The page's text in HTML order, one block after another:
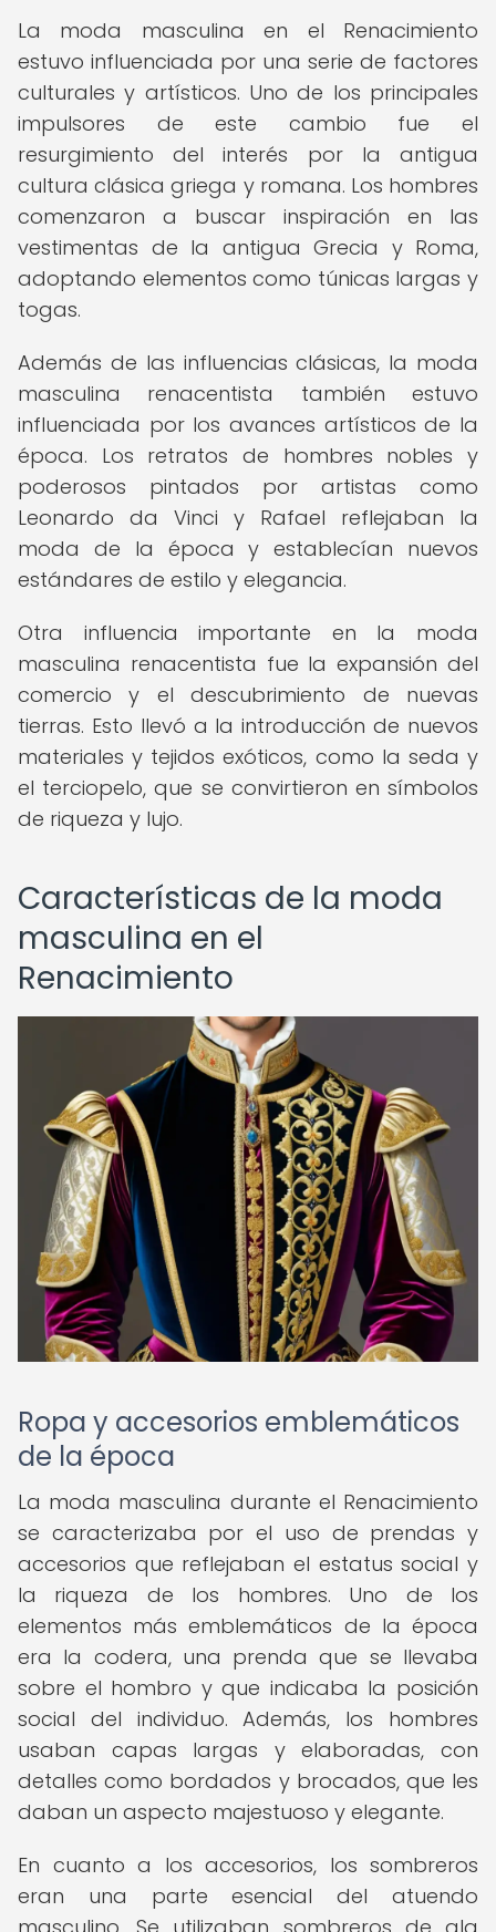
La moda masculina en el Renacimiento
estuvo influenciada por una serie de factores
culturales y artísticos. Uno de los principales
impulsores de este cambio fue el
resurgimiento del interés por la antigua
cultura clásica griega y romana. Los hombres
comenzaron a buscar inspiración en las
vestimentas de la antigua Grecia y Roma,
adoptando elementos como túnicas largas y
togas.
Además de las influencias clásicas, la moda
masculina renacentista también estuvo
influenciada por los avances artísticos de la
época. Los retratos de hombres nobles y
poderosos pintados por artistas como
Leonardo da Vinci y Rafael reflejaban la
moda de la época y establecían nuevos
estándares de estilo y elegancia.
Otra influencia importante en la moda
masculina renacentista fue la expansión del
comercio y el descubrimiento de nuevas
tierras. Esto llevó a la introducción de nuevos
materiales y tejidos exóticos, como la seda y
el terciopelo, que se convirtieron en símbolos
de riqueza y lujo.
Características de la moda
masculina en el
Renacimiento
Ropa y accesorios emblemáticos
de la época
La moda masculina durante el Renacimiento
se caracterizaba por el uso de prendas y
accesorios que reflejaban el estatus social y
la riqueza de los hombres. Uno de los
elementos más emblemáticos de la época
era la codera, una prenda que se llevaba
sobre el hombro y que indicaba la posición
social del individuo. Además, los hombres
usaban capas largas y elaboradas, con
detalles como bordados y brocados, que les
daban un aspecto majestuoso y elegante.
En cuanto a los accesorios, los sombreros
eran una parte esencial del atuendo